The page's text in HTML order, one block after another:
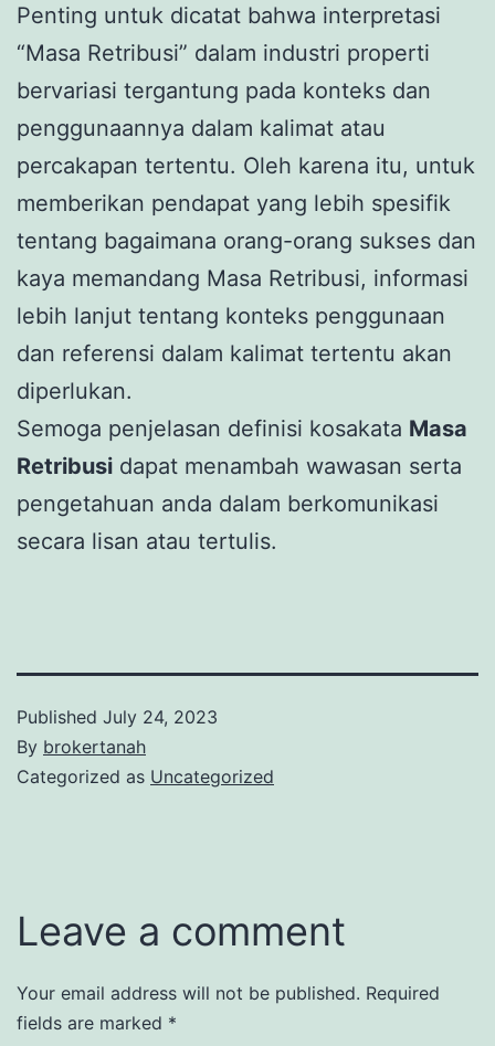
Penting untuk dicatat bahwa interpretasi
“Masa Retribusi” dalam industri properti
bervariasi tergantung pada konteks dan
penggunaannya dalam kalimat atau
percakapan tertentu. Oleh karena itu, untuk
memberikan pendapat yang lebih spesifik
tentang bagaimana orang-orang sukses dan
kaya memandang Masa Retribusi, informasi
lebih lanjut tentang konteks penggunaan
dan referensi dalam kalimat tertentu akan
diperlukan.
Semoga penjelasan definisi kosakata Masa
Retribusi dapat menambah wawasan serta
pengetahuan anda dalam berkomunikasi
secara lisan atau tertulis.
Published July 24, 2023
By brokertanah
Categorized as Uncategorized
Leave a comment
Your email address will not be published. Required
fields are marked *